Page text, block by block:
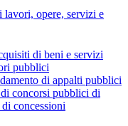
opere, servizi e
di beni e servizi
pubblici
di appalti pubblici
concorsi pubblici di
concessioni